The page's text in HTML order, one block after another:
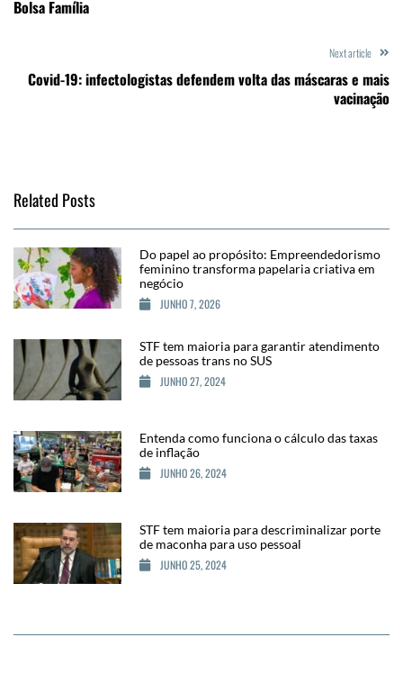
Bolsa Família
Next article
Covid-19: infectologistas defendem volta das máscaras e mais
vacinação
Related Posts
Do papel ao propósito: Empreendedorismo
feminino transforma papelaria criativa em
negócio
JUNHO 7, 2026
STF tem maioria para garantir atendimento
de pessoas trans no SUS
JUNHO 27, 2024
Entenda como funciona o cálculo das taxas
de inflação
JUNHO 26, 2024
STF tem maioria para descriminalizar porte
de maconha para uso pessoal
JUNHO 25, 2024